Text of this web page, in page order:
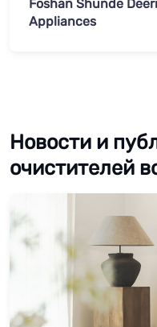
Foshan Shunde
Appliances
Новости и
очистителей